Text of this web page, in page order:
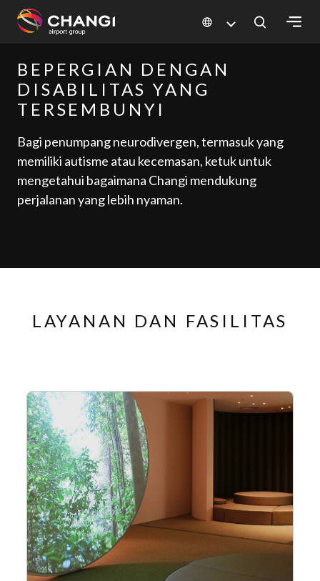
All
Changi
Language
Select:
BEPERGIAN DENGAN
DISABILITAS YANG
TERSEMBUNYI
Bagi penumpang neurodivergen, termasuk yang
memiliki autisme atau kecemasan, ketuk untuk
mengetahui bagaimana Changi mendukung
perjalanan yang lebih nyaman.
LAYANAN DAN FASILITAS